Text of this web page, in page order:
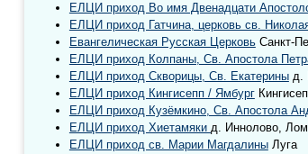
ЕЛЦИ приход Во имя Двенадцати
ЕЛЦИ приход Гатчина, церковь св.
Евангелическая Русская ЦерковьСанкт-
ЕЛЦИ приход Колпаны, Св. Апостола
ЕЛЦИ приход Скворицы, Св. Екатериныд.
ЕЛЦИ приход Кингисепп / Ямбург
ЕЛЦИ приход Кузёмкино, Св. Апостола
ЕЛЦИ приход Хиетамяки д. Иннолово,
ЕЛЦИ приход св. Марии МагдалиныЛуга